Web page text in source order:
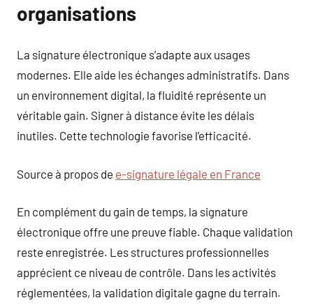
organisations
La signature électronique s’adapte aux usages
modernes. Elle aide les échanges administratifs. Dans
un environnement digital, la fluidité représente un
véritable gain. Signer à distance évite les délais
inutiles. Cette technologie favorise l’efficacité.
Source à propos de e-signature légale en France
En complément du gain de temps, la signature
électronique offre une preuve fiable. Chaque validation
reste enregistrée. Les structures professionnelles
apprécient ce niveau de contrôle. Dans les activités
réglementées, la validation digitale gagne du terrain.